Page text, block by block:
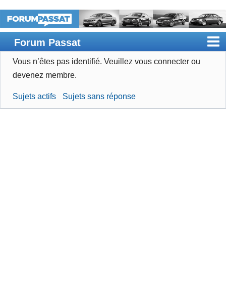
Forum Passat
Accueil
Devenir membre
Vous n’êtes pas identifié. Veuillez vous connecter ou
devenez membre.
Sujets actifs Sujets sans réponse